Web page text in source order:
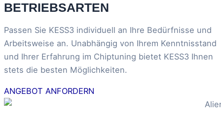
BETRIEBSARTEN
Passen Sie KESS3 individuell an Ihre Bedürfnisse und
Arbeitsweise an. Unabhängig von Ihrem Kenntnisstand
und Ihrer Erfahrung im Chiptuning bietet KESS3 Ihnen
stets die besten Möglichkeiten.
ANGEBOT ANFORDERN